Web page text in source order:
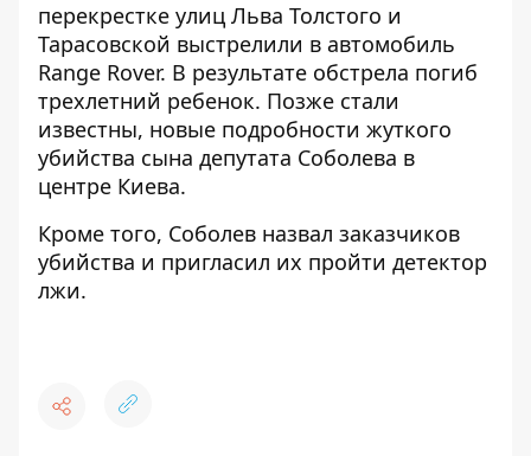
перекрестке улиц Льва Толстого и
Тарасовской выстрелили в автомобиль
Range Rover. В результате обстрела погиб
трехлетний ребенок. Позже стали
известны, новые подробности жуткого
убийства сына депутата Соболева в
центре Киева.
Кроме того, Соболев назвал заказчиков
убийства и пригласил их пройти детектор
лжи.